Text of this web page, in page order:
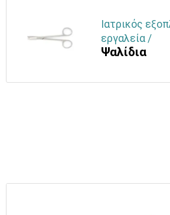
Ιατρικός
εργαλεία /
Ψαλίδια